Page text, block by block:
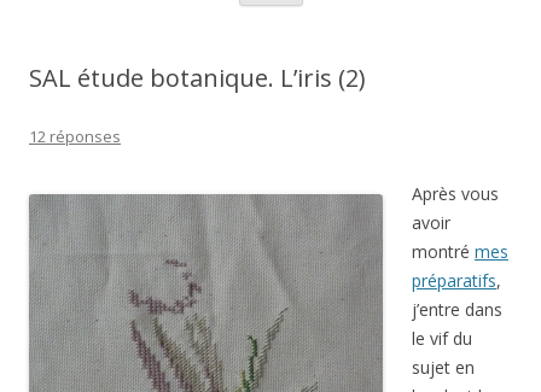
contenu
SAL étude botanique. L’iris (2)
12 réponses
Après vous
avoir
montré mes
préparatifs,
j’entre dans
le vif du
sujet en